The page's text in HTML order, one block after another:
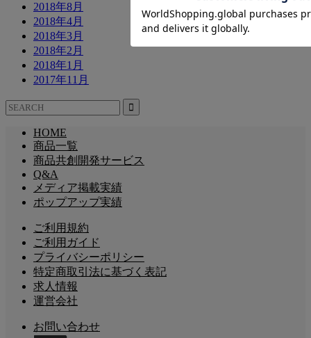
2018年8月
2018年4月
2018年3月
2018年2月
2018年1月
2017年11月
HOME
商品一覧
商品共創開発サービス
Q&A
メディア掲載実績
ポップアップ実績
ご利用規約
ご利用ガイド
プライバシーポリシー
特定商取引法に基づく表記
求人情報
運営会社
お問い合わせ